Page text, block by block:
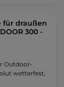
für draußen
300 -
Outdoor-
wetterfest,